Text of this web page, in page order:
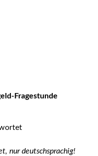
Fragestunde
nur deutschsprachig!